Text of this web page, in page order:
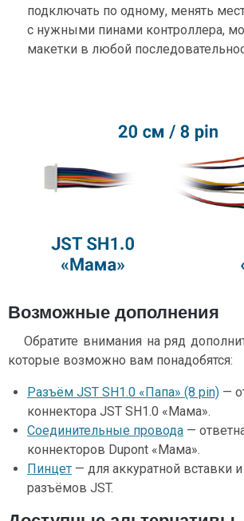
подключать по одному, менять
с нужными пинами контроллера,
макетки в любой
Возможные дополнения
Обратите внимания на ряд
которые возможно вам понадобятся:
Разъём JST SH1.0 «Папа» (8 pin) —
коннектора JST SH1.0 «Мама».
Соединительные провода —
коннекторов Dupont «Мама».
Пинцет — для аккуратной вставки
разъёмов JST.